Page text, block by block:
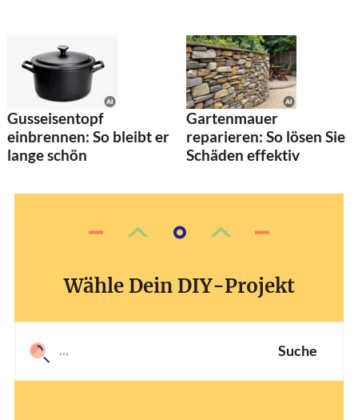
Gusseisentopf
einbrennen: So bleibt er
lange schön
Gartenmauer
reparieren: So lösen Sie
Schäden effektiv
Wähle Dein DIY-Projekt
Suche